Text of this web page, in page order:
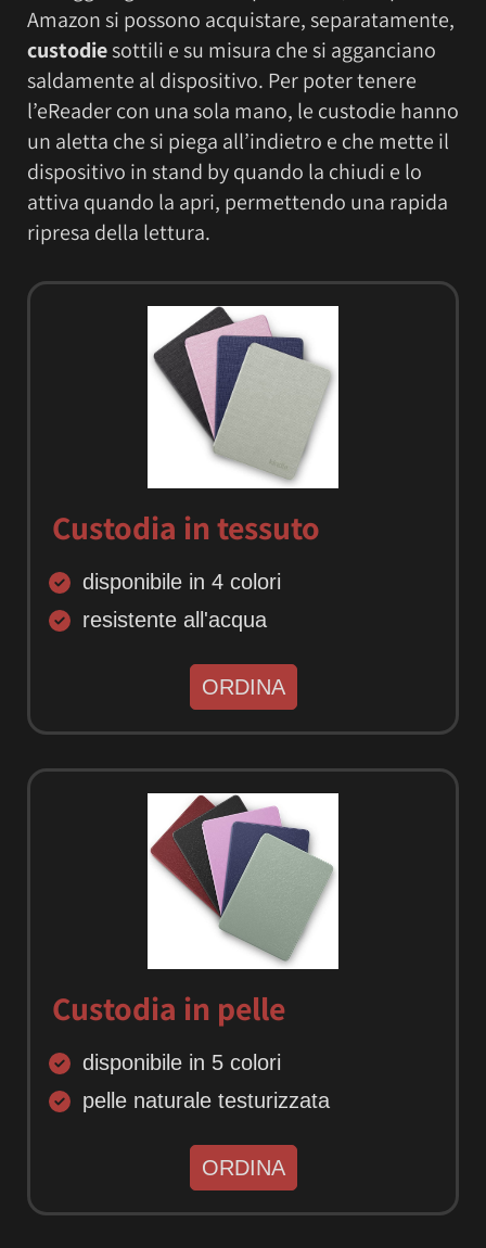
Amazon si possono acquistare, separatamente,
custodiesottili e su misura che si agganciano
saldamente al dispositivo. Per poter tenere
l’eReader con una sola mano, le custodie hanno
un aletta che si piega all’indietro e che mette il
dispositivo in stand by quando la chiudi e lo
attiva quando la apri, permettendo una rapida
ripresa della lettura.
Custodia in tessuto
disponibile in 4 colori
resistente all'acqua
ORDINA
Custodia in pelle
disponibile in 5 colori
pelle naturale testurizzata
ORDINA